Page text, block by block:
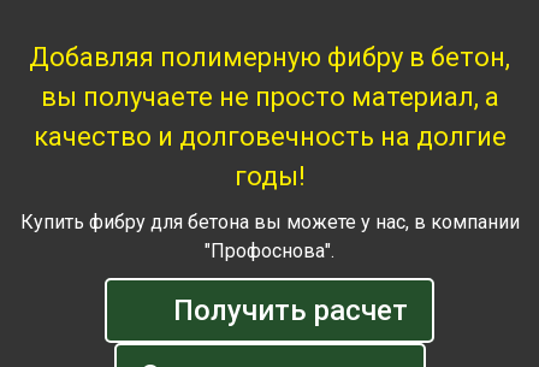
Добавляя полимерную фибру в бетон,
вы получаете не просто материал, а
качество и долговечность на долгие
годы!
Купить фибру для бетона вы можете у нас, в компании
"Профоснова".
Получить расчет